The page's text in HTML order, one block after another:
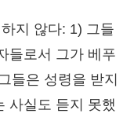
지 않다: 1) 그들
들로서 그가 베푸
들은 성령을 받지
사실도 듣지 못했